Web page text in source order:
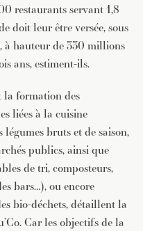
restaurants servant 1,8
doit leur être versée, sous
à hauteur de 330 millions
ans, estiment-ils.
la formation des
liées à la cuisine
bruts et de saison,
publics, ainsi que
de tri, composteurs,
bars…), ou encore
bio-déchets, détaillent la
Car les objectifs de la